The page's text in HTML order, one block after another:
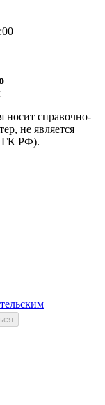
носит справочно-
не является
ГК РФ).